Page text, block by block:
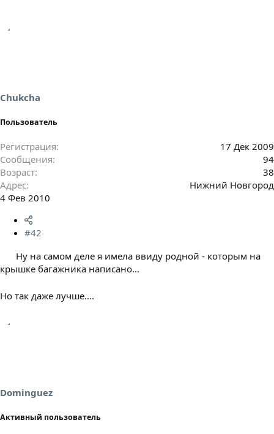
Chukcha
Пользователь
Регистрация
17 Дек 2009
Сообщения
94
Возраст
38
Адрес
Нижний Новгород
4 Фев 2010
#42
Ну на самом деле я имела ввиду родной - которым на
крышке багажника написано...
Но так даже лучше....
Dominguez
Активный пользователь